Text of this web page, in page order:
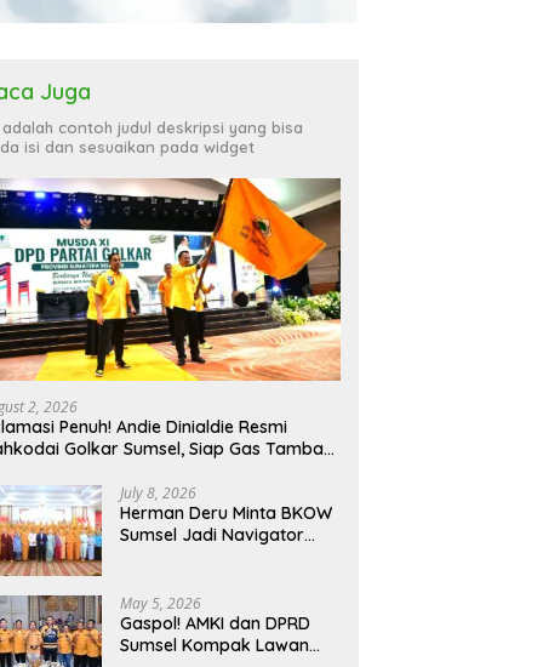
Juga
adalah contoh judul deskripsi yang bisa
isi dan sesuaikan pada widget
2, 2026
Penuh! Andie Dinialdie Resmi
Golkar Sumsel, Siap Gas Tambah
July 8, 2026
Herman Deru Minta BKOW
Sumsel Jadi Navigator
May 5, 2026
Gaspol! AMKI dan DPRD
Sumsel Kompak Lawan